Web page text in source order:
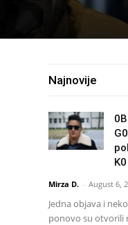
Najnovije
Mirza D. - August 6,
Jedna objava i
ponovo su otvorili